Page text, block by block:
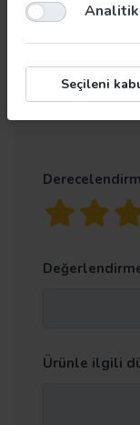
Ürünle ilgili
Seçileni